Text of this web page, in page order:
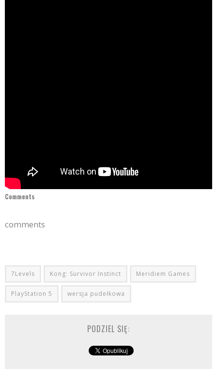
Comments
comments
7Levels Kong: Survivor Instinct Meridiem Games
PlayStation 5 wersja pudełkowa
PODZIEL SIĘ: